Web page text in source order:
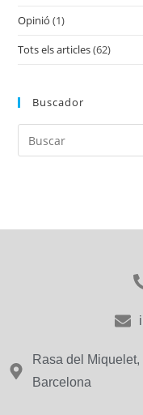
Opinió (1)
Tots els articles(62)
Buscador
Rasa del
Barcelona